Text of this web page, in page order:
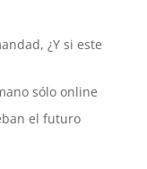
¿Y si este
sólo online
el futuro